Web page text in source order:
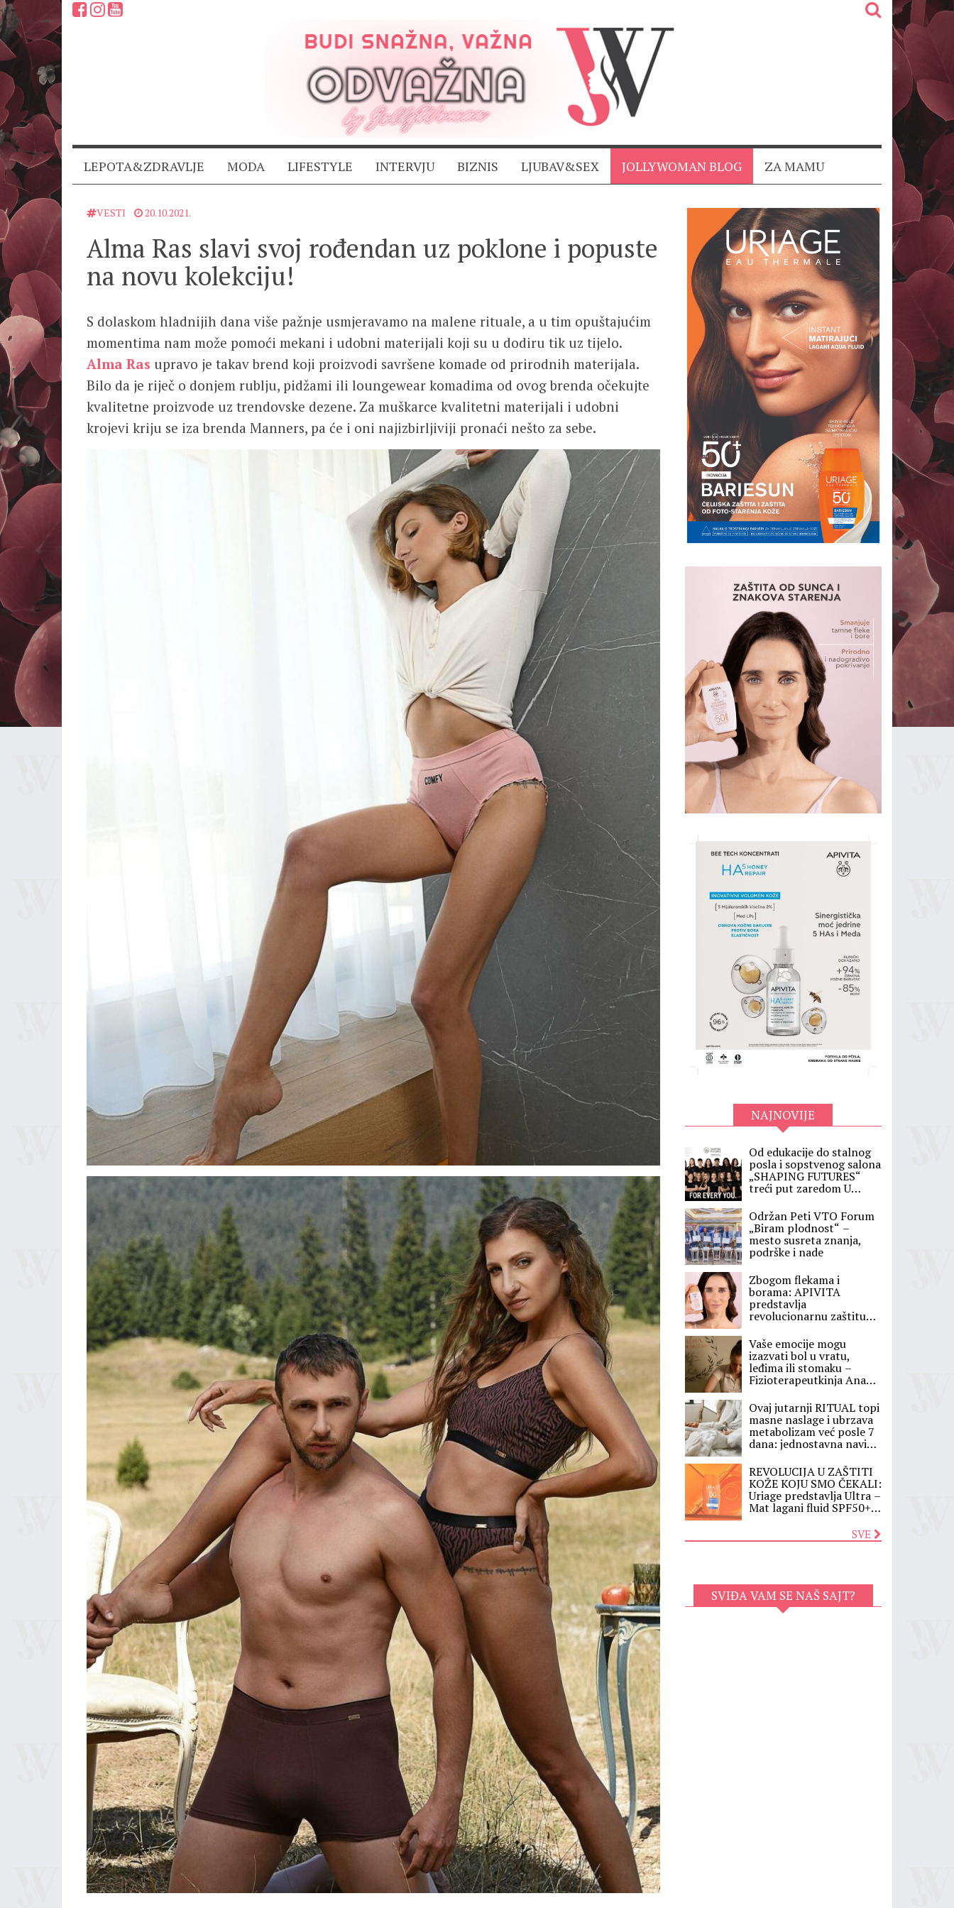
LEPOTA&ZDRAVLJE MODA LIFESTYLE INTERVJU BIZNIS LJUBAV&SEX JOLLYWOMAN BLOG ZA MAMU
VESTI 20.10.2021.
Alma Ras slavi svoj rođendan uz poklone i popuste
na novu kolekciju!
S dolaskom hladnijih dana više pažnje usmjeravamo na malene rituale, a u tim opuštajućim
momentima nam može pomoći mekani i udobni materijali koji su u dodiru tik uz tijelo.
Alma Ras upravo je takav brend koji proizvodi savršene komade od prirodnih materijala.
Bilo da je riječ o donjem rublju, pidžami ili loungewear komadima od ovog brenda očekujte
kvalitetne proizvode uz trendovske dezene. Za muškarce kvalitetni materijali i udobni
krojevi kriju se iza brenda Manners, pa će i oni najizbirljiviji pronaći nešto za sebe.
NAJNOVIJE
Od edukacije do stalnog
posla i sopstvenog salona
„SHAPING FUTURES“
treći put zaredom U
Održan Peti VTO Forum
„Biram plodnost“ –
mesto susreta znanja,
podrške i nade
Zbogom flekama i
borama: APIVITA
predstavlja
revolucionarnu zaštitu
evo zašto je Daily Age
Repair Tinted sve što
vam treba ovog leta
Vaše emocije mogu
izazvati bol u vratu,
leđima ili stomaku –
Fizioterapeutkinja Ana
između osećanja i bolesti
Ovaj jutarnji RITUAL topi
masne naslage i ubrzava
metabolizam već posle 7
dana: jednostavna navika
većina ljudi je preskače
REVOLUCIJA U ZAŠTITI
KOŽE KOJU SMO ČEKALI:
Uriage predstavlja Ultra –
Mat lagani fluid SPF50+ –
SVE
SVIĐA VAM SE NAŠ SAJT?